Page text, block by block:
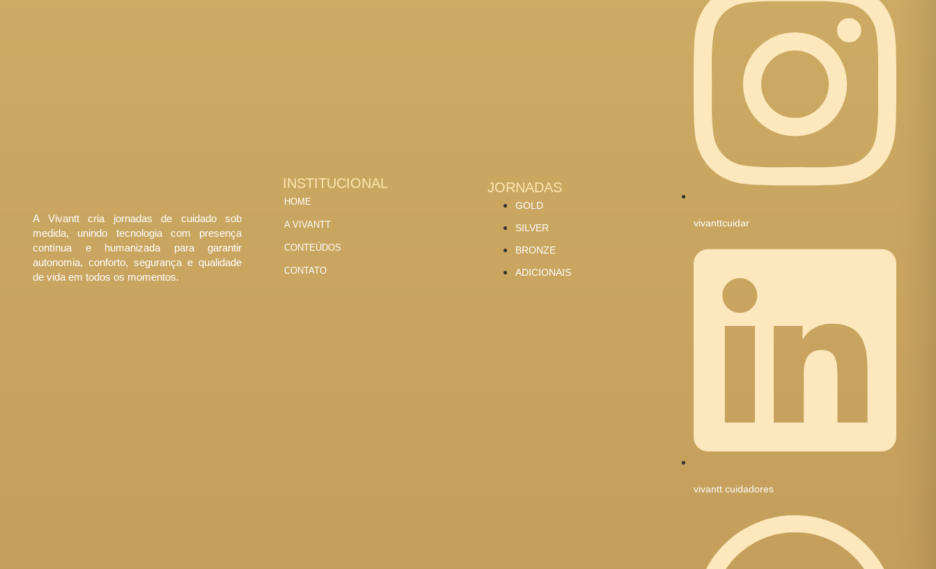
A Vivantt cria jornadas de cuidado sob
medida, unindo tecnologia com presença
contínua e humanizada para garantir
autonomia, conforto, segurança e qualidade
de vida em todos os momentos.
INSTITUCIONAL
HOME
A VIVANTT
CONTEÚDOS
CONTATO
JORNADAS
GOLD
SILVER
BRONZE
ADICIONAIS
vivanttcuidar
vivantt cuidadores